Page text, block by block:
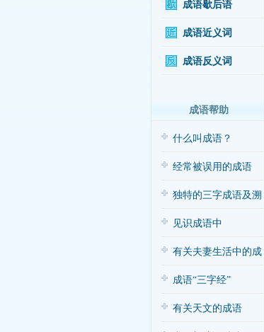
成语歇后语
成语近义词
成语反义词
成语帮助
什么叫成语？
经常被误用的成语
独特的三字成语及溯
源
见识成语中
的“三”与“五”
有关夫妻生活中的成
语应用（搞笑
成语“三字经”
有关天文的成语